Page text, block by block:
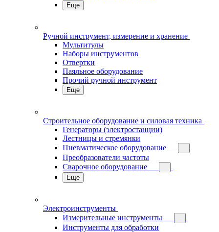
Еще
Ручной инструмент, измерение и хранение
Мультитулы
Наборы инструментов
Отвертки
Паяльное оборудование
Прочий ручной инструмент
Еще
Строительное оборудование и силовая техника
Генераторы (электростанции)
Лестницы и стремянки
Пневматическое оборудование
Преобразователи частоты
Сварочное оборудование
Еще
Электроинструменты
Измерительные инструменты
Инструменты для обработки